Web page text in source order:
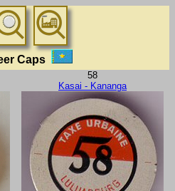
Caps
58
Kasai - Kananga